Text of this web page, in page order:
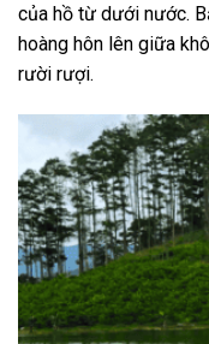
của hồ từ dưới nước.
hoàng hôn lên giữa
rười rượi.